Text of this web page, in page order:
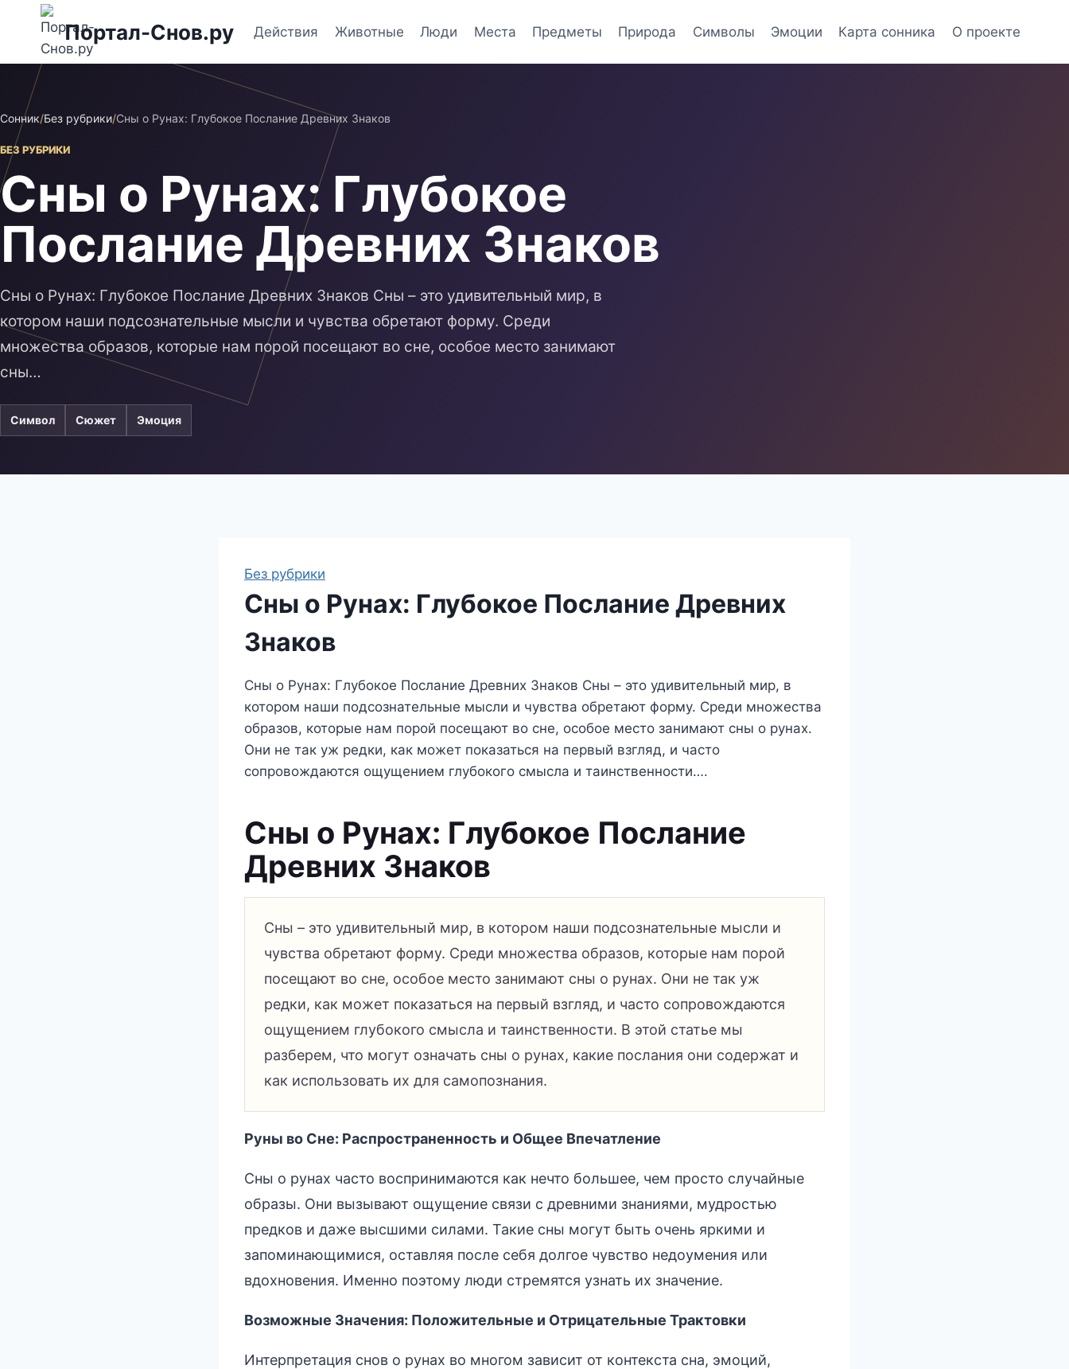
Перейти
содержимому
Портал-Снов.ру Действия Животные Люди Места Предметы Природа Символы Эмоции Карта сонника О проекте
Сонник/Без рубрики/Сны о Рунах: Глубокое Послание Древних Знаков
БЕЗ РУБРИКИ
Сны о Рунах: Глубокое
Послание Древних Знаков
Сны о Рунах: Глубокое Послание Древних Знаков Сны – это удивительный мир, в
котором наши подсознательные мысли и чувства обретают форму. Среди
множества образов, которые нам порой посещают во сне, особое место занимают
сны…
Символ Сюжет Эмоция
Без рубрики
Сны о Рунах: Глубокое Послание Древних
Знаков
Сны о Рунах: Глубокое Послание Древних Знаков Сны – это удивительный мир, в
котором наши подсознательные мысли и чувства обретают форму. Среди множества
образов, которые нам порой посещают во сне, особое место занимают сны о рунах.
Они не так уж редки, как может показаться на первый взгляд, и часто
сопровождаются ощущением глубокого смысла и таинственности….
Сны о Рунах: Глубокое Послание
Древних Знаков
Сны – это удивительный мир, в котором наши подсознательные мысли и
чувства обретают форму. Среди множества образов, которые нам порой
посещают во сне, особое место занимают сны о рунах. Они не так уж
редки, как может показаться на первый взгляд, и часто сопровождаются
ощущением глубокого смысла и таинственности. В этой статье мы
разберем, что могут означать сны о рунах, какие послания они содержат и
как использовать их для самопознания.
Руны во Сне: Распространенность и Общее Впечатление
Сны о рунах часто воспринимаются как нечто большее, чем просто случайные
образы. Они вызывают ощущение связи с древними знаниями, мудростью
предков и даже высшими силами. Такие сны могут быть очень яркими и
запоминающимися, оставляя после себя долгое чувство недоумения или
вдохновения. Именно поэтому люди стремятся узнать их значение.
Возможные Значения: Положительные и Отрицательные Трактовки
Интерпретация снов о рунах во многом зависит от контекста сна, эмоций,